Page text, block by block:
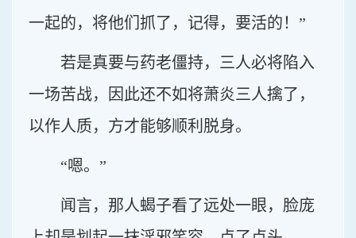
一起的，将他们抓了，记得，要活的！”
若是真要与药老僵持，三人必将陷入
一场苦战，因此还不如将萧炎三人擒了，
以作人质，方才能够顺利脱身。
“嗯。”
闻言，那人蝎子看了远处一眼，脸庞